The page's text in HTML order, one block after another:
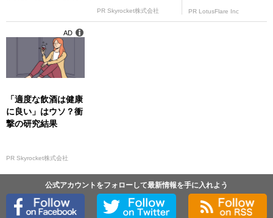
PR Skyrocket株式会社 PR LotusFlare Inc
「適度な飲酒は健康
に良い」はウソ？衝
撃の研究結果
PR Skyrocket株式会社
AD
公式アカウントをフォローして最新情報を手に入れよう